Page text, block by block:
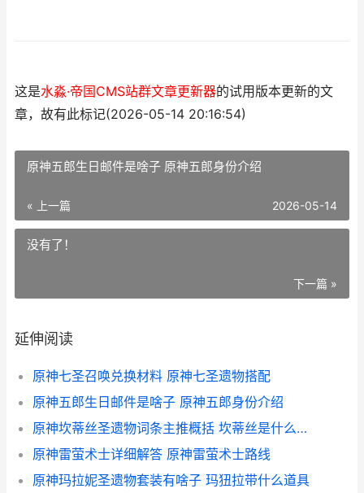
这是水淼·帝国CMS站群文章更新器的试用版本更新的文
章，故有此标记(2026-05-14 20:16:54)
原神五郎生日邮件是啥子 原神五郎身份介绍
« 上一篇 2026-05-14
没有了！
下一篇 »
延伸阅读
原神七圣召唤兑换材料 原神七圣遗物搭配
原神五郎生日邮件是啥子 原神五郎身份介绍
原神坎蒂丝圣遗物词条主推概括 坎蒂丝是什么意思
原神雷萤术士详细解答 原神雷萤术士路线
原神玛拉妮圣遗物套装有啥子 玛狃拉带什么道具